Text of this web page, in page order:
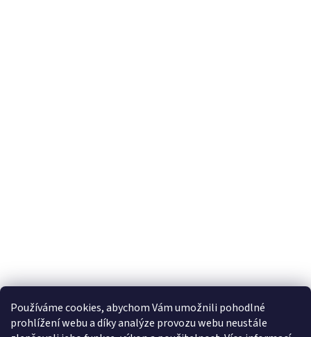
Používáme cookies, abychom Vám umožnili pohodlné
prohlížení webu a díky analýze provozu webu neustále